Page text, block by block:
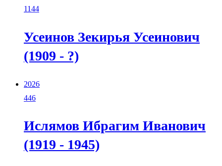
1144
Усеинов Зекирья Усеинович
(1909 - ?)
2026
446
Ислямов Ибрагим Иванович
(1919 - 1945)